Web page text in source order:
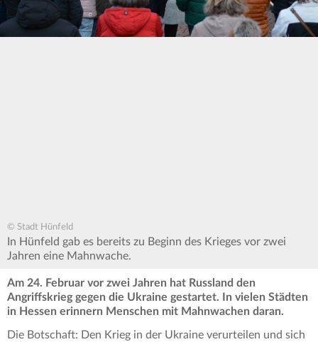
© Stadt Hünfeld
In Hünfeld gab es bereits zu Beginn des Krieges vor zwei
Jahren eine Mahnwache.
Am 24. Februar vor zwei Jahren hat Russland den
Angriffskrieg gegen die Ukraine gestartet. In vielen Städten
in Hessen erinnern Menschen mit Mahnwachen daran.
Die Botschaft: Den Krieg in der Ukraine verurteilen und sich